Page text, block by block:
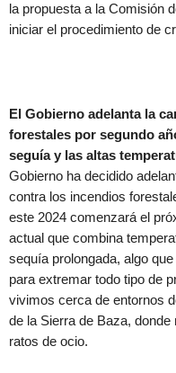
la propuesta a la Comisión
iniciar el procedimiento de
El Gobierno adelanta la
forestales por segundo
seguía y las altas
Gobierno ha decidido
contra los incendios
este 2024 comenzará el
actual que combina
sequía prolongada, algo
para extremar todo tipo de
vivimos cerca de entornos
de la Sierra de Baza,
ratos de ocio.